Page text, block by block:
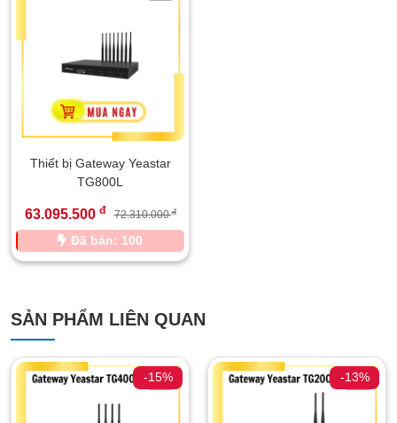
Thiết bị Gateway Yeastar
TG800L
63.095.500 đ 72.310.000đ
Đã bán: 100
SẢN PHẨM LIÊN QUAN
-15% -13%